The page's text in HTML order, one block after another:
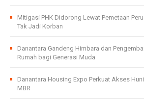
Mitigasi PHK Didorong Lewat Pemetaan
Tak Jadi Korban
Danantara Gandeng Himbara dan
Rumah bagi Generasi Muda
Danantara Housing Expo Perkuat Akses
MBR